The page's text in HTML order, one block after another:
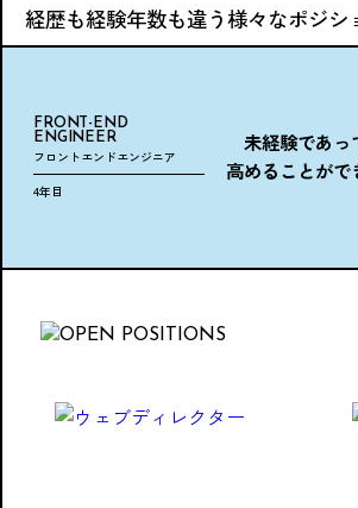
経歴も経験年数も違う様々なポジシ
FRONT-END
ENGINEER
フロントエンドエンジニア
4年目
未経験であっ
高めることがで